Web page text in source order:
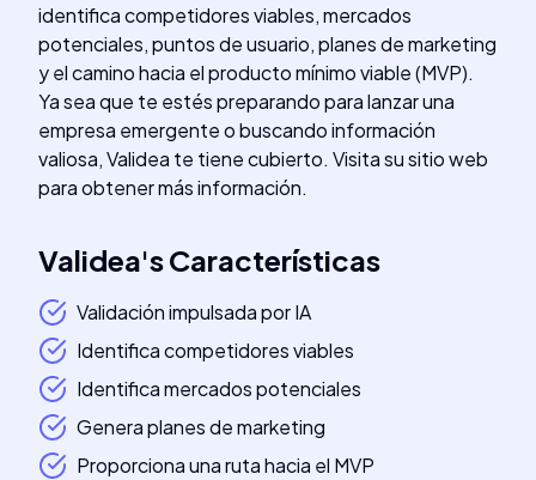
identifica competidores viables, mercados
potenciales, puntos de usuario, planes de marketing
y el camino hacia el producto mínimo viable (MVP).
Ya sea que te estés preparando para lanzar una
empresa emergente o buscando información
valiosa, Validea te tiene cubierto. Visita su sitio web
para obtener más información.
Validea'sCaracterísticas
Validación impulsada por IA
Identifica competidores viables
Identifica mercados potenciales
Genera planes de marketing
Proporciona una ruta hacia el MVP